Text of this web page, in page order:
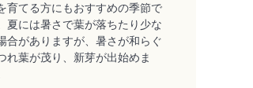
育てる方にもおすすめの季節で
夏には暑さで葉が落ちたり少な
合がありますが、暑さが和らぐ
れ葉が茂り、新芽が出始めま